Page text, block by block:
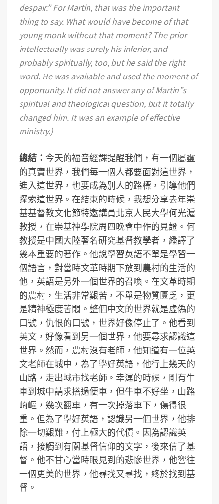
despair.” For Martin, that was the important
thing to say. What would have become of that
young monk without that moment? The prior
intellectually was surely his inferior, and
probably spiritually, too, but he said the right
word. He was available and used the moment of
opportunity. It did not answer any of Martin”s
spiritual and theological question, but it totally
changed him. It was an example of effective
ministry.)
總結： 今天的福音經課提醒我們，有一個屬靈
的真實世界，我們每一個人都要面對這世界，
進入這世界，也要成為別人的路標，引導他們
探索這世界。在結束的時候，我想分享去年崇
基基督教文化節特邀講員北京人民大學何光滬
教授，在崇基神學院周四晚會中作的見證。何
教授是中國大陸著名研究基督教學者，繙譯了
幾本重要的著作。他說學習英語不單是學習一
個語言，對當時文革時期下放到農村的生活的
他，英語是另外一個世界的召喚。在文革時期
的農村，生活非常艱苦，不單是物質匱乏，更
是精神極度苦悶。整個中文的世界就是虛偽的
口號，仇恨的口號，世界好像停止了。他看到
英文，好像看到另一個世界，他要尋求認識這
世界。然而，農村沒有老師，他知道有一位英
文老師在城中，為了學好英語，他行上幾天的
山路，走出城市找老師。幸運的時候，剛有牛
車到城中請求搭過便車，但牛車不好坐，山路
崎嶇，幾次翻車，有一次掉落車下，傷得很
重。但為了學好英語，認識另一個世界，他排
除一切艱難，付上極大的代價。因為認識英
語，接觸到有關基督信仰的文字，後來信了基
督。他不甘心當時眼見到的悲慘世界，他響往
一個更美的世界，他尋找又尋找，終於找到基
督。